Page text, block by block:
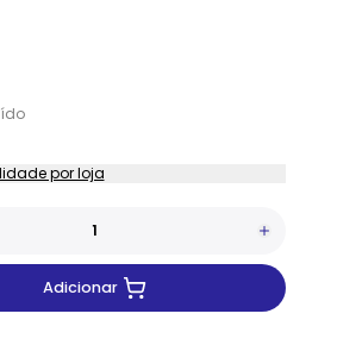
por loja
Adicionar